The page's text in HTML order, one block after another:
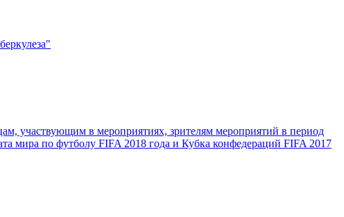
участвующим в мероприятиях, зрителям мероприятий в период
мира по футболу FIFA 2018 года и Кубка конфедераций FIFA 2017